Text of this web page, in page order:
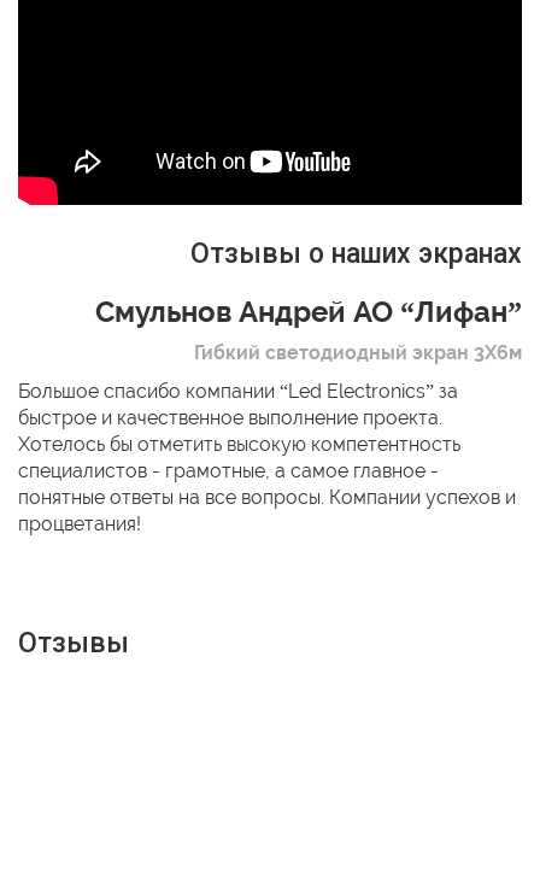
Отзывы о наших экранах
Смульнов Андрей АО “Лифан”
Гибкий светодиодный экран 3Х6м
Большое спасибо компании “Led Electronics” за
быстрое и качественное выполнение проекта.
Хотелось бы отметить высокую компетентность
специалистов - грамотные, а самое главное -
понятные ответы на все вопросы. Компании успехов и
процветания!
Отзывы